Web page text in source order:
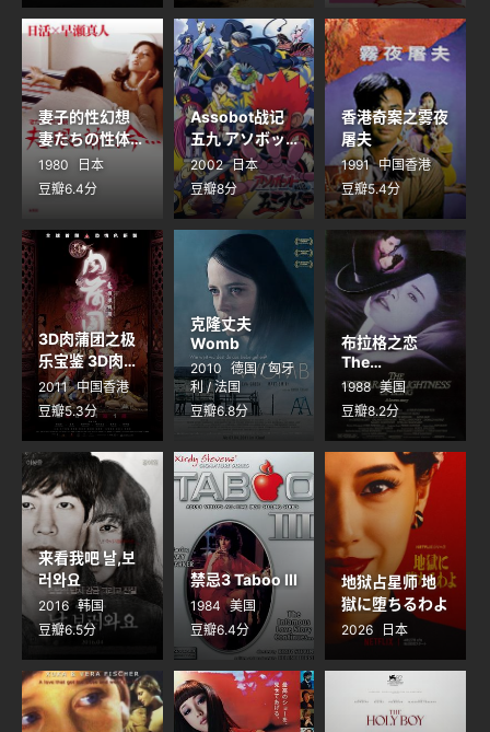
妻子的性幻想
妻たちの性体
験 夫の眼の前
で、今・・・
1980
日本
豆瓣6.4分
Assobot战记
五九 アソボッ
ト戦記五九
2002 日本
豆瓣8分
香港奇案之雾夜
屠夫
1991 中国香港
豆瓣5.4分
3D肉蒲团之极
乐宝鉴 3D肉蒲
團之極樂寶鑑
2011 中国香港
豆瓣5.3分
克隆丈夫
Womb
2010 德国 / 匈牙
利 / 法国
豆瓣6.8分
布拉格之恋
The
Unbearable
Lightness of
Being
1988 美国
豆瓣8.2分
来看我吧 날,보
러와요
2016 韩国
豆瓣6.5分
禁忌3 Taboo III
1984 美国
豆瓣6.4分
地狱占星师 地
獄に堕ちるわよ
2026 日本